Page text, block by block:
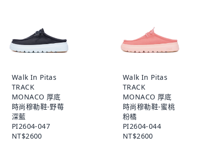
Walk In Pitas
TRACK
MONACO 厚底
時尚穆勒鞋-野莓
深藍
PI2604-047
NT$2600
Walk In Pitas
TRACK
MONACO 厚底
時尚穆勒鞋-蜜桃
粉橘
PI2604-044
NT$2600